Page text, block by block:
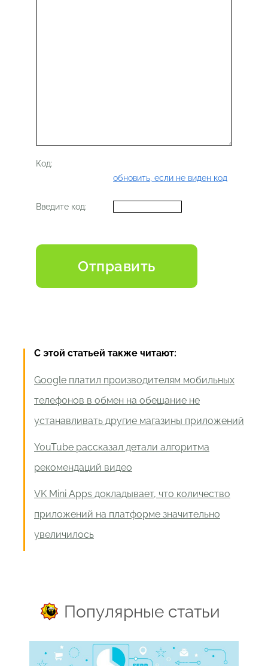
Код:
обновить, если не виден код
Введите код:
С этой статьей также читают:
Google платил производителям мобильных
телефонов в обмен на обещание не
устанавливать другие магазины приложений
YouTube рассказал детали алгоритма
рекомендаций видео
VK Mini Apps докладывает, что количество
приложений на платформе значительно
увеличилось
Популярные статьи